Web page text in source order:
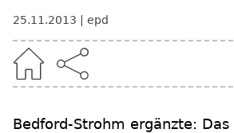
25.11.2013 epd
Bedford-Strohm ergänzte: Das